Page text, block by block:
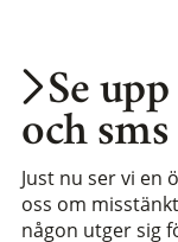
Se
och sms
Just nu ser vi en
oss om
någon utger sig